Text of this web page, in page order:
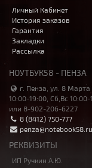
Личный Кабинет
История заказов
Гарантия
Закладки
Рассылка
НОУТБУК58 - ПЕНЗА
г. Пенза, ул. 8
10:00-19:00, Сб,Вс
или 8-902-206-6227
8 (8412) 750-777
penza@notebook58.ru
РЕКВИЗИТЫ
ИП Ручкин А.Ю.